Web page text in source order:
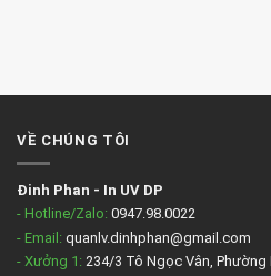
VỀ CHÚNG TÔI
Đinh Phan - In UV DP
- Hotline/Zalo: 0947.98.0022
- Email: quanlv.dinhphan@gmail.com
- Xưởng 1: 234/3 Tô Ngọc Vân, Phường